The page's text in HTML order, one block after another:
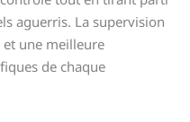
aguerris. La supervision
une meilleure
de chaque